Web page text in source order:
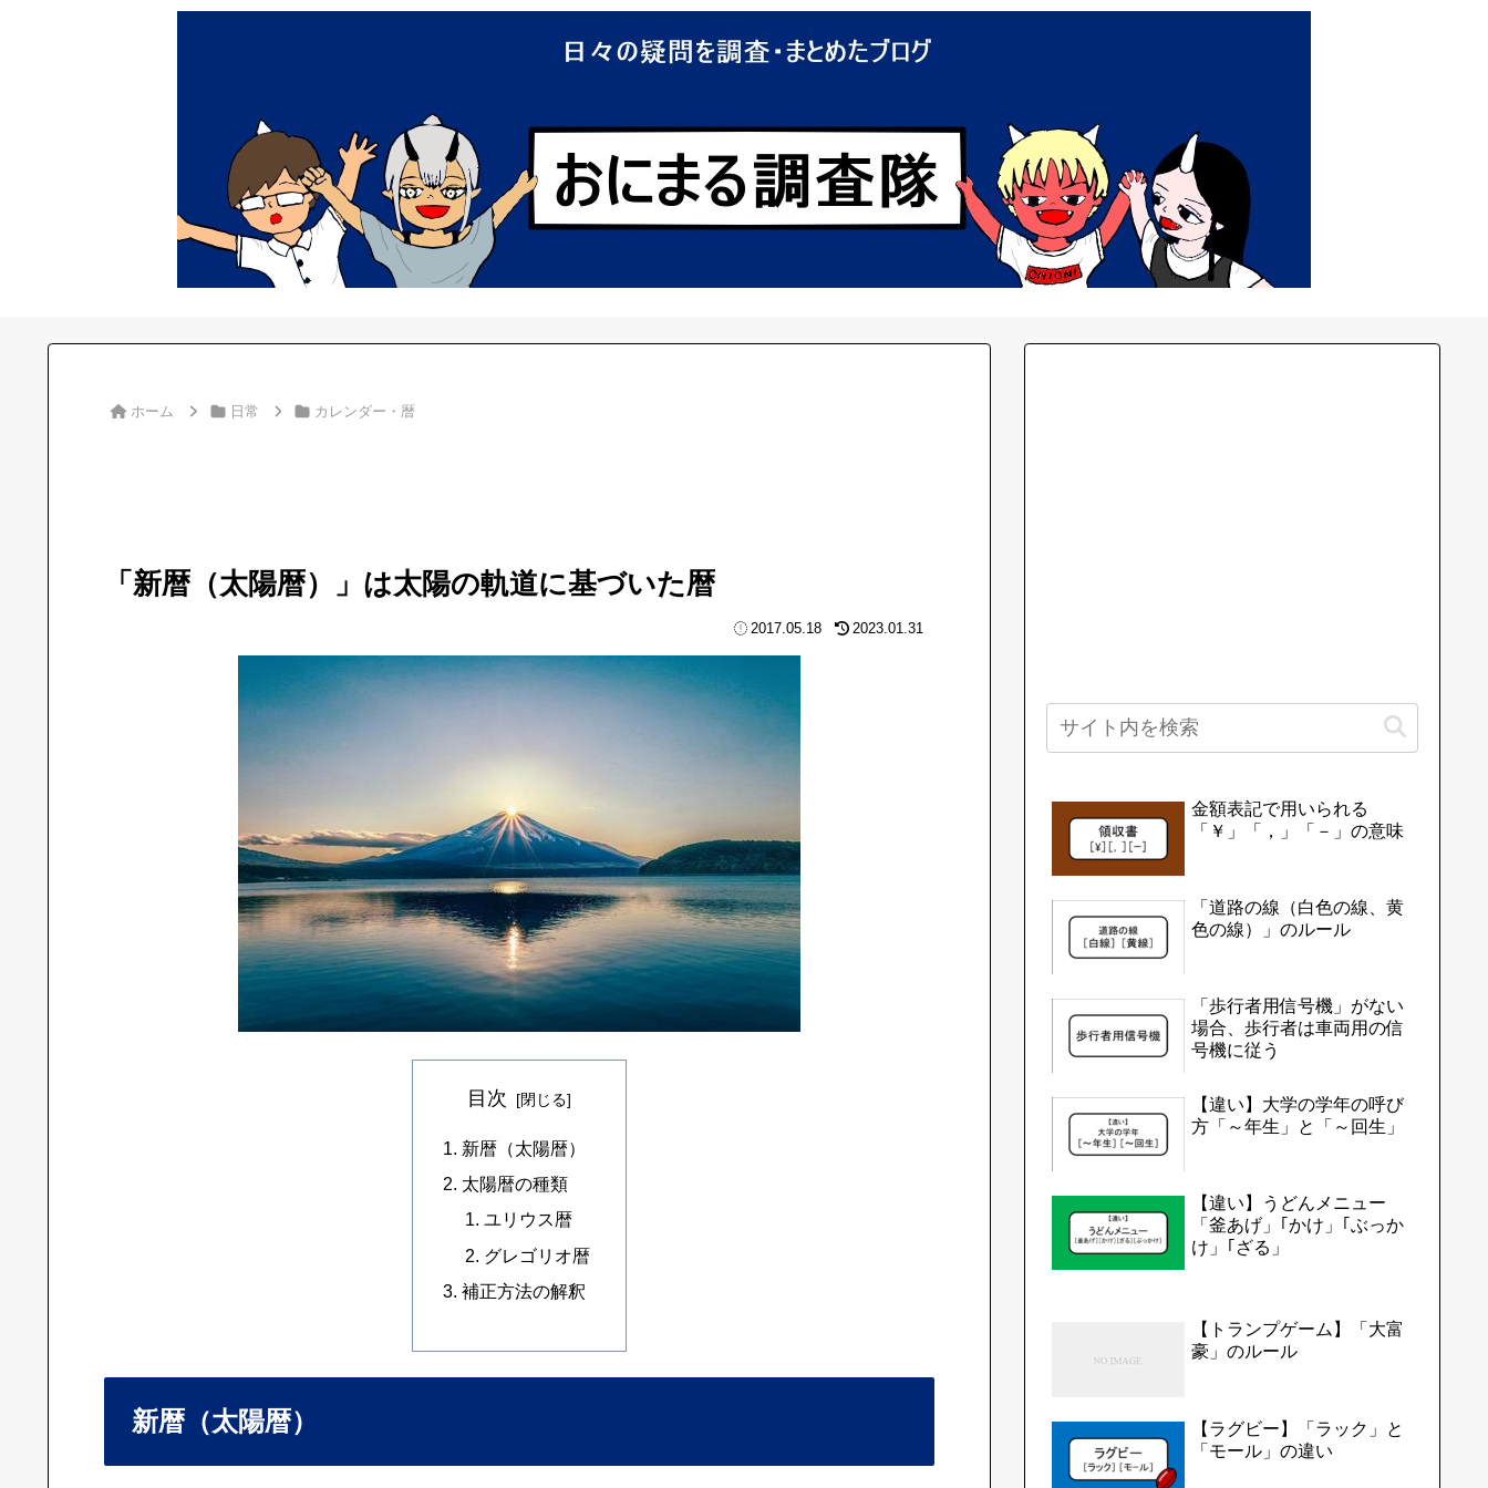
ホーム 日常 カレンダー・暦
「新暦（太陽暦）」は太陽の軌道に基づいた暦
2017.05.18 2023.01.31
目次
新暦（太陽暦）
太陽暦の種類
ユリウス暦
グレゴリオ暦
補正方法の解釈
新暦（太陽暦）
金額表記で用いられる
「￥」「，」「－」の意味
「道路の線（白色の線、黄
色の線）」のルール
「歩行者用信号機」がない
場合、歩行者は車両用の信
号機に従う
【違い】大学の学年の呼び
方「～年生」と「～回生」
【違い】うどんメニュー
「釜あげ」｢かけ」｢ぶっか
け」｢ざる」
【トランプゲーム】「大富
豪」のルール
【ラグビー】「ラック」と
「モール」の違い